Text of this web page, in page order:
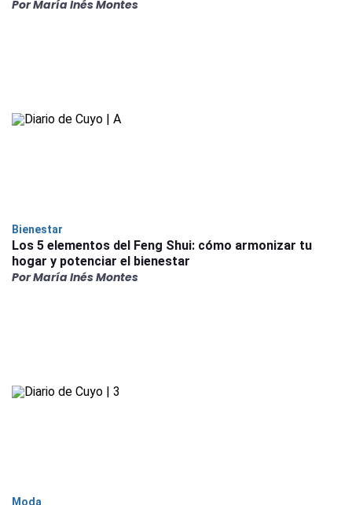
Por María Inés Montes
Bienestar
Los 5 elementos del Feng Shui: cómo armonizar tu
hogar y potenciar el bienestar
Por María Inés Montes
Moda